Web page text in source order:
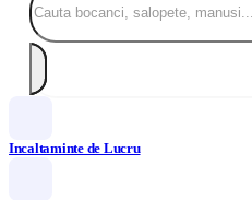
Incaltaminte de Lucru